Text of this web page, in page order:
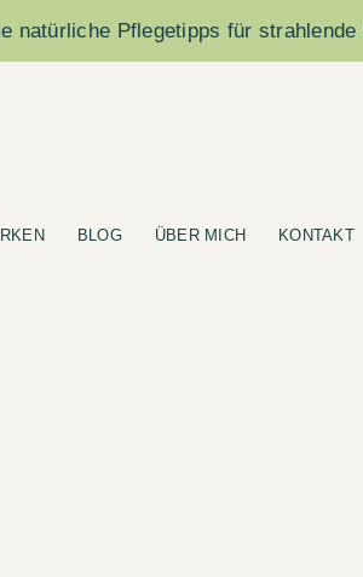
natürliche Pflegetipps für strahlende
BLOG ÜBER MICH KONTAKT